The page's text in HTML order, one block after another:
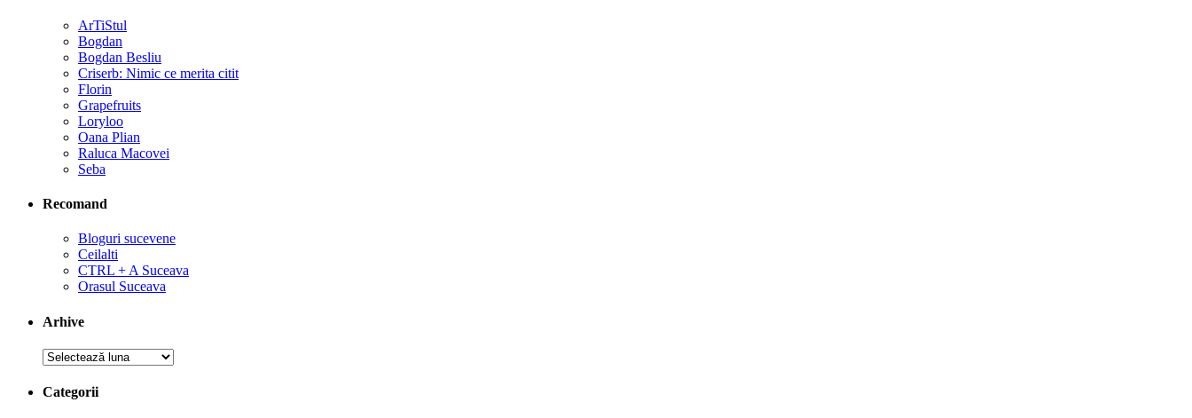
ArTiStul
Bogdan
Bogdan Besliu
Criserb: Nimic ce merita citit
Florin
Grapefruits
Loryloo
Oana Plian
Raluca Macovei
Seba
Recomand
Bloguri sucevene
Ceilalti
CTRL + A Suceava
Orasul Suceava
Arhive
Arhive
Categorii